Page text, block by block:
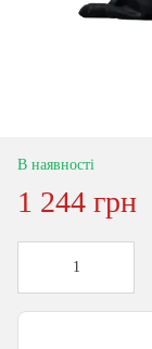
В наявності
1 244 грн